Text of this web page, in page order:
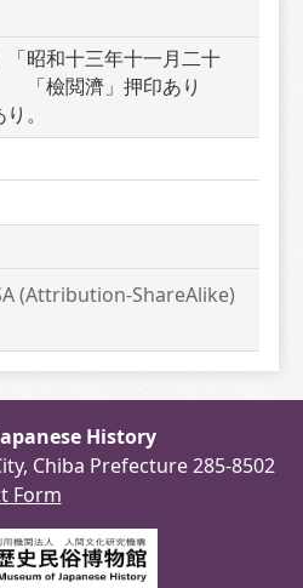
昭和十三年十一月二十
　「檢閲濟」押印あり
。
(Attribution-ShareAlike)
History
Chiba Prefecture 285-8502
Form